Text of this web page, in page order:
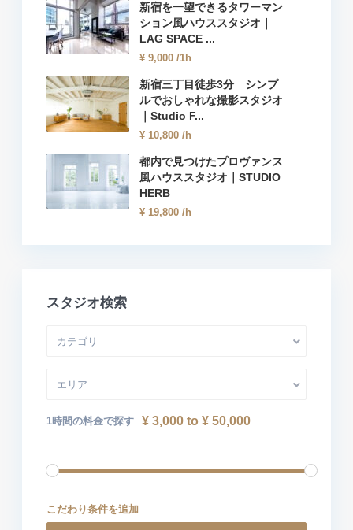
新宿を一望できるタワーマン
ション風ハウススタジオ｜
LAG SPACE ...
¥ 9,000 /1h
新宿三丁目徒歩3分 シンプ
ルでおしゃれな撮影スタジオ
｜Studio F...
¥ 10,800 /h
都内で見つけたプロヴァンス
風ハウススタジオ｜STUDIO
HERB
¥ 19,800 /h
スタジオ検索
カテゴリ
エリア
1時間の料金で探す ¥ 3,000 to ¥ 50,000
こだわり条件を追加